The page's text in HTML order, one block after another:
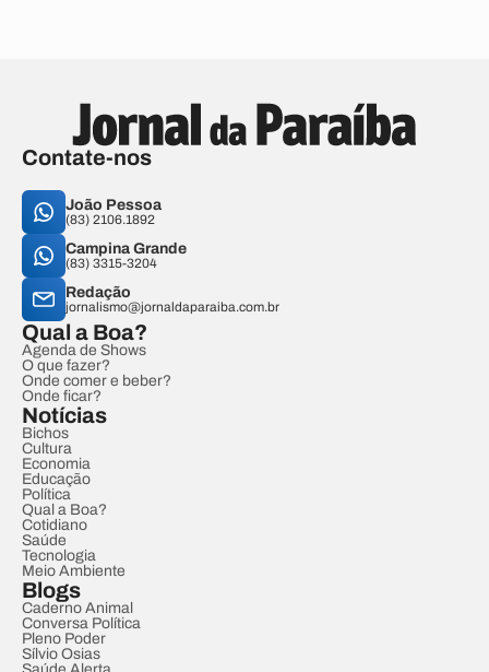
Contate-nos
João Pessoa
(83) 2106.1892
Campina Grande
(83) 3315-3204
Redação
jornalismo@jornaldaparaiba.com.br
Qual a Boa?
Agenda de Shows
O que fazer?
Onde comer e beber?
Onde ficar?
Notícias
Bichos
Cultura
Economia
Educação
Política
Qual a Boa?
Cotidiano
Saúde
Tecnologia
Meio Ambiente
Blogs
Caderno Animal
Conversa Política
Pleno Poder
Sílvio Osias